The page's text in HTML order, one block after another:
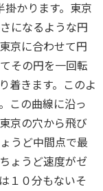
かります。東京
になるような円
京に合わせて円
その円を一回転
着きます。このよ
この曲線に沿っ
京の穴から飛び
うど中間点で最
ょうど速度がゼ
１０分もないそ